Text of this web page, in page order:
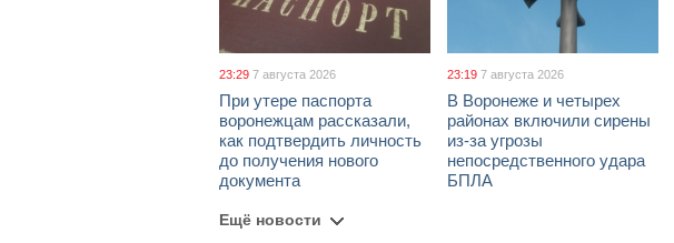
23:29 7 августа 2026
При утере паспорта
воронежцам рассказали,
как подтвердить личность
до получения нового
документа
23:19 7 августа 2026
В Воронеже и четырех
районах включили сирены
из-за угрозы
непосредственного удара
БПЛА
Ещё новости